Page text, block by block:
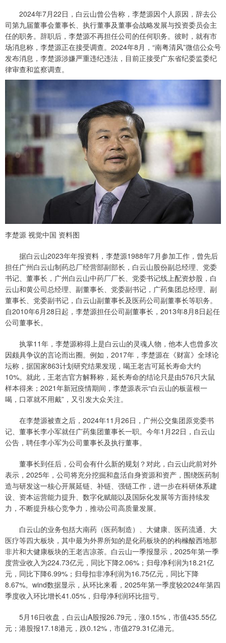
2024年7月22日，白云山曾公告称，李楚源因个人原因，辞去公
司第九届董事会董事长、执行董事及董事会战略发展与投资委员会主
任的职务。辞职后，李楚源不再担任公司的任何职务。彼时，就有市
场消息称，李楚源正在接受调查。2024年8月，“南粤清风”微信公众号
发布消息，李楚源涉嫌严重违纪违法，目前正接受广东省纪委监委纪
律审查和监察调查。
李楚源 视觉中国 资料图
据白云山2023年年报资料，李楚源1988年7月参加工作，曾先后
担任广州白云山制药总厂经营部副部长，白云山股份副总经理、党委
书记、董事长，广州白云山中药厂厂长、党委书记线上配资炒股，白
云山和黄公司总经理、副董事长、党委副书记，广药集团总经理、副
董事长、党委副书记，白云山副董事长及医药公司副董事长等职务。
自2010年6月28日起，李楚源担任公司副董事长，2013年8月8日起任
公司董事长。
执掌11年，李楚源称得上是白云山的灵魂人物，他本人也曾多次
因颇具争议的言论而出圈。例如，2017年，李楚源在《财富》全球论
坛称，据国家863计划研究结果发现，喝王老吉可延长寿命大约
10%。就此，王老吉官方解释称，延长寿命的结论只是由576只大鼠
样本得来；2021年新冠疫情期间，李楚源表示“白云山的板蓝根一
喝，口罩就不用戴”，又引发大众关注。
在李楚源被查之后，2024年11月26日，广州公交集团原党委书
记、董事长李小军就任广药集团董事长一职。今年1月22日，白云山
公告，聘任李小军为公司董事长及执行董事。
董事长到任后，公司会有什么新的规划？对此，白云山此前对外
表示，2025年，公司将充分挖掘和盘活自身资源和资产，围绕医药制
造与研发这一核心开展延链、补链、强链工作，进一步在科研体系建
设、资本运营能力提升、数字化赋能以及国际化发展等方面持续发
力，不断提升核心竞争力，推动公司高质量发展。
白云山的业务包括大南药（医药制造）、大健康、医药流通、大
医疗等四大板块，其中最为外界所知的是化药板块的的枸橼酸西地那
非片和大健康板块的王老吉凉茶。白云山一季报显示，2025年第一季
度营业收入为224.73亿元，同比下降2.06%；归母净利润为18.21亿
元，同比下降6.99%；归母扣非净利润为16.75亿元，同比下降
8.67%。wind数据显示，从环比来看，2025年第一季度较2024年第四
季度收入环比增长41.05%，归母净利润环比扭亏。
5月16日收盘，白云山A股报26.79元，涨0.15%，市值435.55亿
元；港股报17.18港元，跌0.12%，市值279.31亿港元。